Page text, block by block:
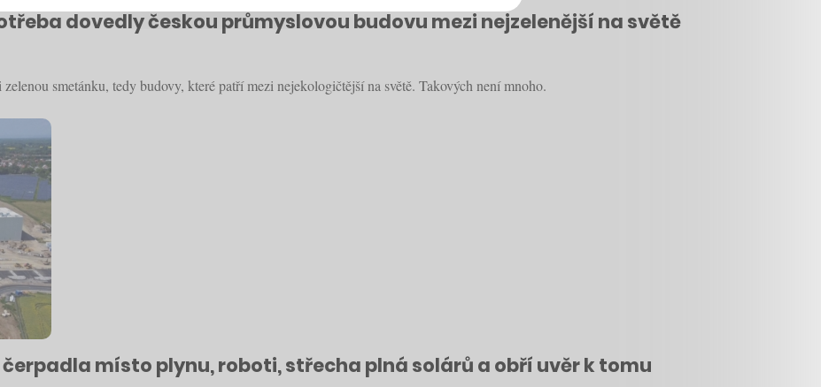
dovedly českou průmyslovou budovu mezi nejzelenější na světě
smetánku, tedy budovy, které patří mezi nejekologičtější na světě. Takových není mnoho.
místo plynu, roboti, střecha plná solárů a obří uvěr k tomu